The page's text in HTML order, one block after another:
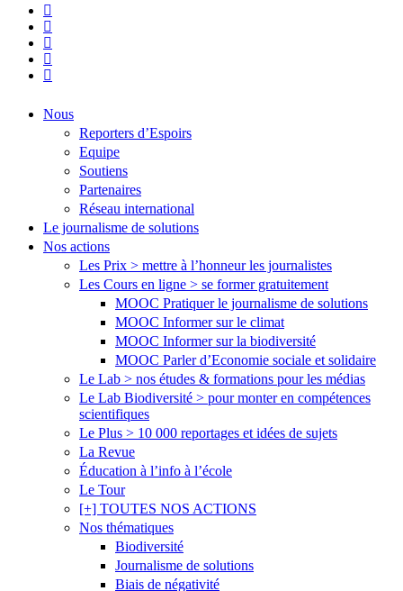
twitter
facebook
linkedin
youtube
flickr
Close
Nous
Reporters d’Espoirs
Equipe
Soutiens
Partenaires
Réseau international
Le journalisme de solutions
Nos actions
Les Prix > mettre à l’honneur les journalistes
Les Cours en ligne > se former gratuitement
MOOC Pratiquer le journalisme de solutions
MOOC Informer sur le climat
MOOC Informer sur la biodiversité
MOOC Parler d’Economie sociale et solidaire
Le Lab > nos études & formations pour les médias
Le Lab Biodiversité > pour monter en compétences
scientifiques
Le Plus > 10 000 reportages et idées de sujets
La Revue
Éducation à l’info à l’école
Le Tour
[+] TOUTES NOS ACTIONS
Nos thématiques
Biodiversité
Journalisme de solutions
Biais de négativité